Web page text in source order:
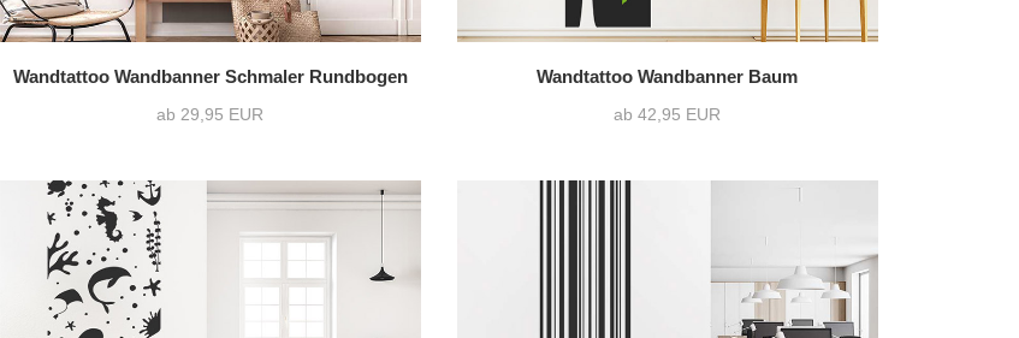
Wandtattoo Wandbanner Schmaler Rundbogen
ab 29,95 EUR
Wandtattoo Wandbanner Baum
ab 42,95 EUR